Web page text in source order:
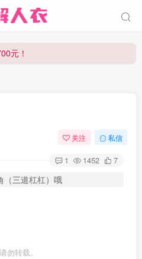
元！
关注 私信
1 1452
7
（三道杠杠）哦
勿转载。